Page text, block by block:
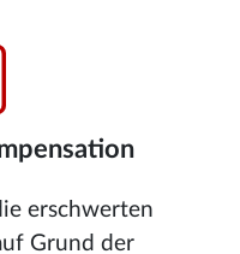
erschwerten
Grund der